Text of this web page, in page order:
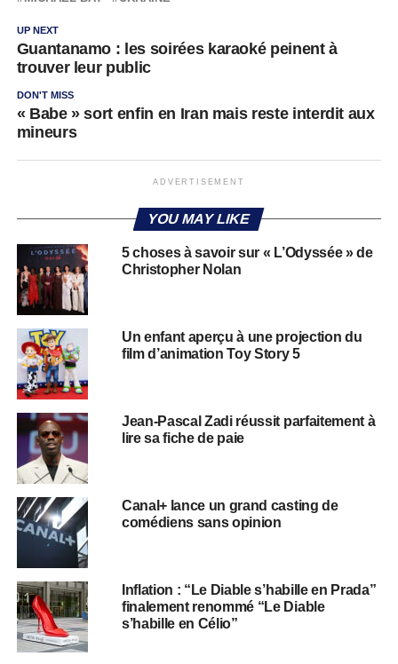
UP NEXT
Guantanamo : les soirées karaoké peinent à
trouver leur public
DON'T MISS
« Babe » sort enfin en Iran mais reste interdit aux
mineurs
ADVERTISEMENT
YOU MAY LIKE
5 choses à savoir sur « L’Odyssée » de
Christopher Nolan
Un enfant aperçu à une projection du
film d’animation Toy Story 5
Jean-Pascal Zadi réussit parfaitement à
lire sa fiche de paie
Canal+ lance un grand casting de
comédiens sans opinion
Inflation : “Le Diable s’habille en Prada”
finalement renommé “Le Diable
s’habille en Célio”